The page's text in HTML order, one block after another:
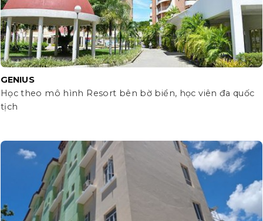
GENIUS
Học theo mô hình Resort bên bờ biển, học viên đa quốc
tịch